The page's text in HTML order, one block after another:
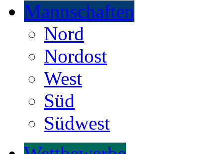
Mannschaften
Nord
Nordost
West
Süd
Südwest